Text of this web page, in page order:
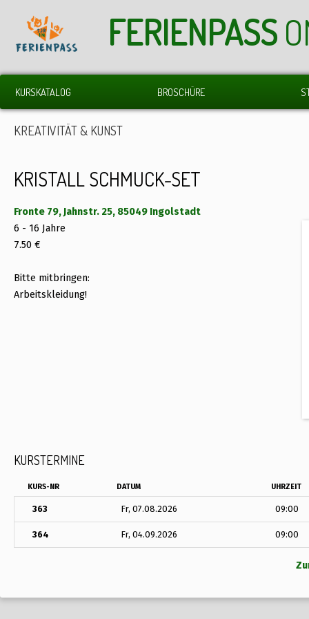
FERIENPASS
KURSKATALOG BROSCHÜRE
KREATIVITÄT & KUNST
KRISTALL SCHMUCK-SET
Fronte 79, Jahnstr. 25, 85049 Ingolstadt
6 - 16 Jahre
7.50 €
Bitte mitbringen:
Arbeitskleidung!
KURSTERMINE
KURS-NR DATUM UHRZEIT
363 Fr, 07.08.2026 09:00
364 Fr, 04.09.2026 09:00